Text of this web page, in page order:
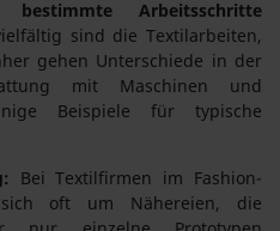
bestimmte Arbeitsschritte
sind die Textilarbeiten,
gehen Unterschiede in der
mit Maschinen und
Beispiele für typische
Bei Textilfirmen im Fashion-
oft um Nähereien, die